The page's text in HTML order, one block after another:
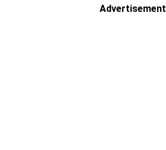
Advertisement